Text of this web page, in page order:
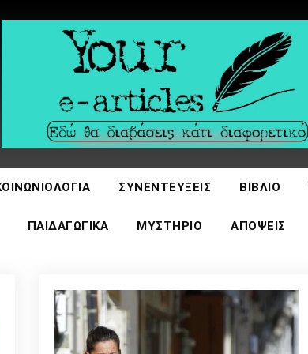
ΣΥΝΕΝΤΕΎΞΕΙΣ ΒΙΒΛΊΟ
ΠΑΙΔΑΓΩΓΙΚΆ ΜΥΣΤΉΡΙΟ ΑΠΌΨΕΙΣ